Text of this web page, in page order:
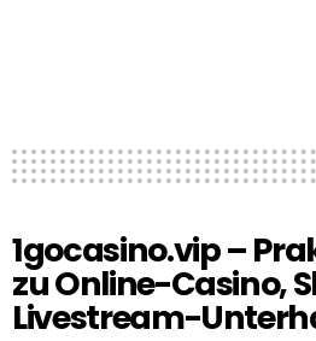
1gocasino.vip –
zu Online-Casino,
Livestream-